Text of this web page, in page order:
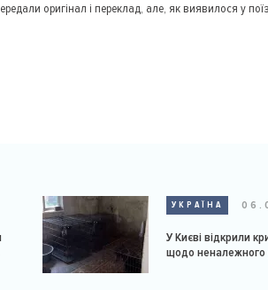
оригінал і переклад, але, як виявилося у
УКРАЇНА
У Києві відкрили
щодо неналежного